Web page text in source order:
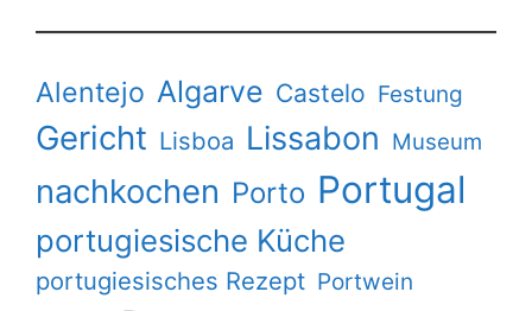
Alentejo Algarve Castelo Festung
Gericht Lisboa Lissabon Museum
nachkochen Porto Portugal
portugiesische Küche
portugiesisches Rezept Portwein